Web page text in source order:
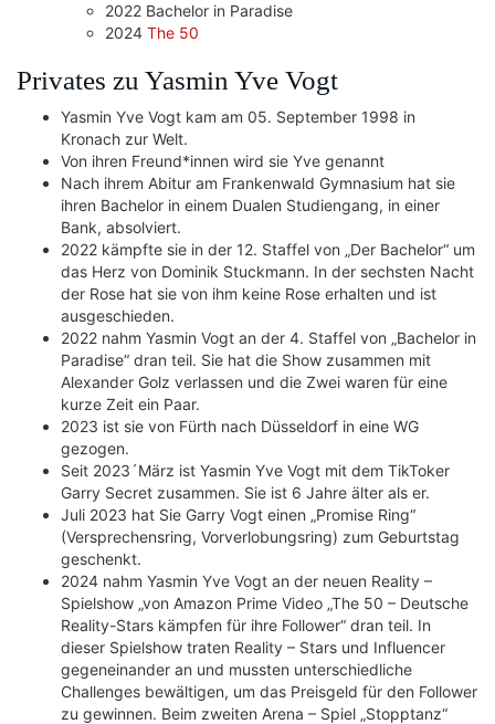
2022 Bachelor in Paradise
2024 The 50
Privates zu Yasmin Yve Vogt
Yasmin Yve Vogt kam am 05. September 1998 in
Kronach zur Welt.
Von ihren Freund*innen wird sie Yve genannt
Nach ihrem Abitur am Frankenwald Gymnasium hat sie
ihren Bachelor in einem Dualen Studiengang, in einer
Bank, absolviert.
2022 kämpfte sie in der 12. Staffel von „Der Bachelor“ um
das Herz von Dominik Stuckmann. In der sechsten Nacht
der Rose hat sie von ihm keine Rose erhalten und ist
ausgeschieden.
2022 nahm Yasmin Vogt an der 4. Staffel von „Bachelor in
Paradise“ dran teil. Sie hat die Show zusammen mit
Alexander Golz verlassen und die Zwei waren für eine
kurze Zeit ein Paar.
2023 ist sie von Fürth nach Düsseldorf in eine WG
gezogen.
Seit 2023´März ist Yasmin Yve Vogt mit dem TikToker
Garry Secret zusammen. Sie ist 6 Jahre älter als er.
Juli 2023 hat Sie Garry Vogt einen „Promise Ring“
(Versprechensring, Vorverlobungsring) zum Geburtstag
geschenkt.
2024 nahm Yasmin Yve Vogt an der neuen Reality –
Spielshow „von Amazon Prime Video „The 50 – Deutsche
Reality-Stars kämpfen für ihre Follower“ dran teil. In
dieser Spielshow traten Reality – Stars und Influencer
gegeneinander an und mussten unterschiedliche
Challenges bewältigen, um das Preisgeld für den Follower
zu gewinnen. Beim zweiten Arena – Spiel „Stopptanz“